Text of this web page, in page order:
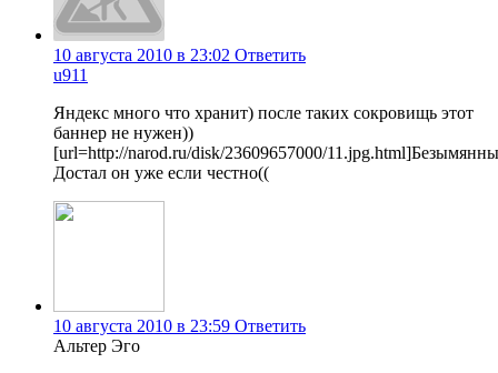
10 августа 2010 в 23:02 Ответить
u911
Яндекс много что хранит) после таких сокровищь этот
баннер не нужен))
[url=http://narod.ru/disk/23609657000/
Достал он уже если честно((
10 августа 2010 в 23:59 Ответить
Альтер Эго